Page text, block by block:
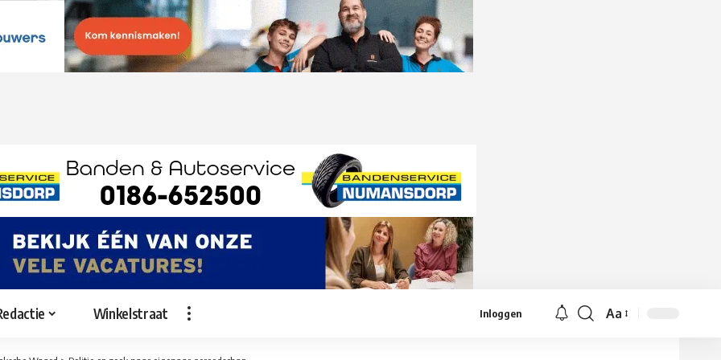
Winkelstraat Inloggen
Lettergrootte
Aa